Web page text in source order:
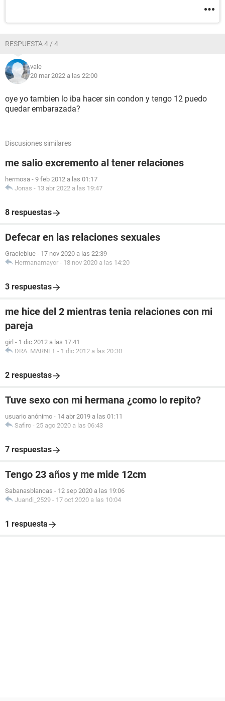
RESPUESTA 4 / 4
vale
20 mar 2022 a las 22:00
oye yo tambien lo iba hacer sin condon y tengo 12 puedo
quedar embarazada?
Discusiones similares
me salio excremento al tener relaciones
hermosa - 9 feb 2012 a las 01:17
Jonas - 13 abr 2022 a las 19:47
8 respuestas
Defecar en las relaciones sexuales
Gracieblue - 17 nov 2020 a las 22:39
Hermanamayor - 18 nov 2020 a las 14:20
3 respuestas
me hice del 2 mientras tenia relaciones con mi
pareja
girl - 1 dic 2012 a las 17:41
DRA. MARNET - 1 dic 2012 a las 20:30
2 respuestas
Tuve sexo con mi hermana ¿como lo repito?
usuario anónimo - 14 abr 2019 a las 01:11
Safiro - 25 ago 2020 a las 06:43
7 respuestas
Tengo 23 años y me mide 12cm
Sabanasblancas - 12 sep 2020 a las 19:06
Juandi_2529 - 17 oct 2020 a las 10:04
1 respuesta